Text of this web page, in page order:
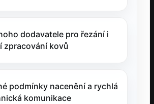
dodavatele pro řezání i
zpracování kovů
podmínky nacenění a rychlá
komunikace